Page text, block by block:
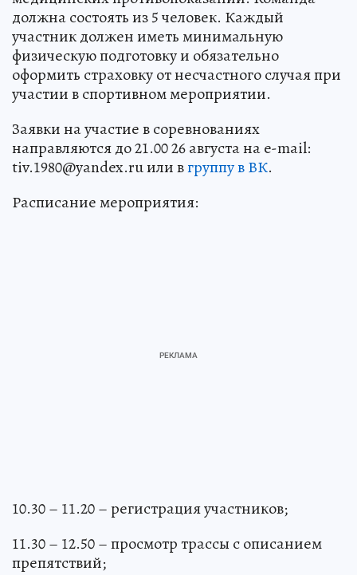
должна состоять из 5 человек. Каждый
участник должен иметь минимальную
физическую подготовку и обязательно
оформить страховку от несчастного случая при
участии в спортивном мероприятии.
Заявки на участие в соревнованиях
направляются до 21.00 26 августа на e-mail:
tiv.1980@yandex.ru или вгруппу в ВК.
Расписание мероприятия:
10.30 – 11.20 – регистрация участников;
11.30 – 12.50 – просмотр трассы c описанием
препятствий;